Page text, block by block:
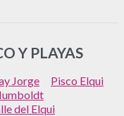
Y PLAYAS
Jorge
Pisco Elqui
del Elqui